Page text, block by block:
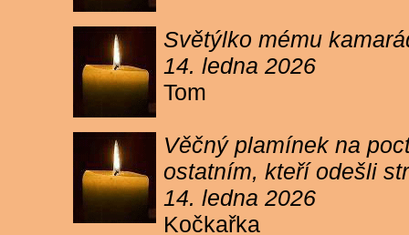
Světýlko mému
14. ledna 2026
Tom
Věčný plamínek na
ostatním, kteří odešli
14. ledna 2026
Kočkařka